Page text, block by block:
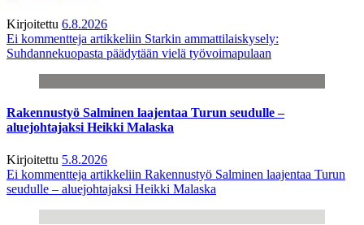
Kirjoitettu 6.8.2026
Ei kommentteja artikkeliin Starkin ammattilaiskysely:
Suhdannekuopasta päädytään vielä työvoimapulaan
Rakennustyö Salminen laajentaa Turun seudulle –
aluejohtajaksi Heikki Malaska
Kirjoitettu 5.8.2026
Ei kommentteja artikkeliin Rakennustyö Salminen laajentaa Turun
seudulle – aluejohtajaksi Heikki Malaska